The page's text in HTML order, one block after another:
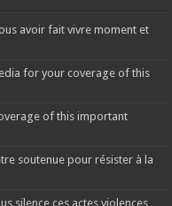
avoir fait vivre moment et
for your coverage of this
of this important
soutenue pour résister à la
silence ces actes violences